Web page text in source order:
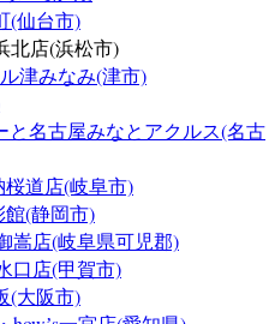
(仙台市)
北店(浜松市)
津みなみ(津市)
と名古屋みなとアクルス(名古
道店(岐阜市)
館(静岡市)
嵩店(岐阜県可児郡)
口店(甲賀市)
(大阪市)